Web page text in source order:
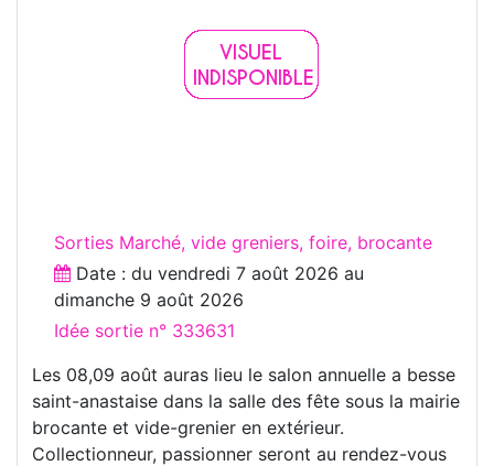
Sorties Marché, vide greniers, foire, brocante
Date : du vendredi 7 août 2026 au
dimanche 9 août 2026
Idée sortie n° 333631
Les 08,09 août auras lieu le salon annuelle a besse
saint-anastaise dans la salle des fête sous la mairie
brocante et vide-grenier en extérieur.
Collectionneur, passionner seront au rendez-vous